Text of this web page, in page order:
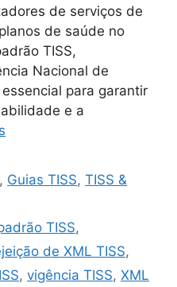
de serviços de
de saúde no
TISS,
Nacional de
para garantir
e a
, Guias TISS,TISS &
TISS,
de XML TISS,
, vigência TISS, XML